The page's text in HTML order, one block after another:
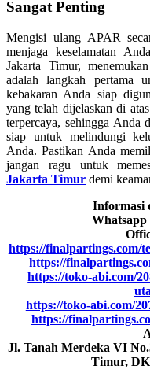
Sangat Penting
Mengisi ulang APAR
menjaga keselamatan
Jakarta Timur,
adalah langkah pertama
kebakaran Anda siap
yang telah dijelaskan di
terpercaya, sehingga Anda
siap untuk melindungi
Anda. Pastikan Anda
jangan ragu untuk
Jakarta Timur demi
Informasi
https://finalpartings.com/
https://
https://toko-abi.com/
https://toko-abi.com/
https://
Jl. Tanah Merdeka VI
Timur,